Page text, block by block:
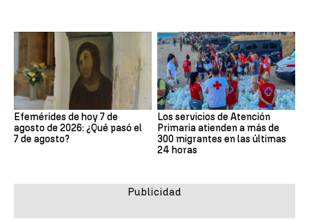
Efemérides de hoy 7 de
agosto de 2026: ¿Qué pasó el
7 de agosto?
Los servicios de Atención
Primaria atienden a más de
300 migrantes en las últimas
24 horas